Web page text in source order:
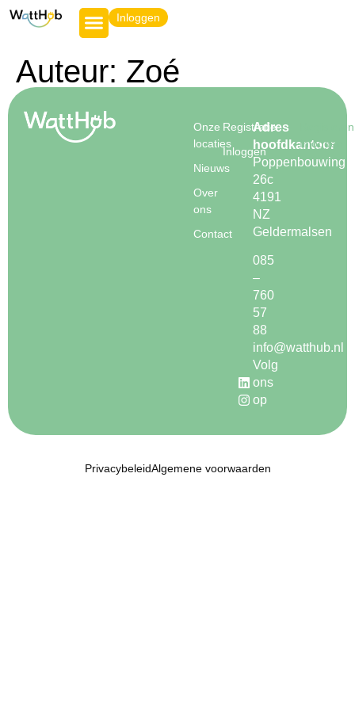
Inloggen
Auteur: Zoé
Onze
locaties
Nieuws
Over
ons
Contact
Registratie
Inloggen
Adres
hoofdkantoor
Poppenbouwing
26c
4191
NZ
Geldermalsen
085
–
760
57
88
info@watthub.nl
Volg
ons
op
Registeren
Inloggen
PrivacybeleidAlgemene voorwaarden